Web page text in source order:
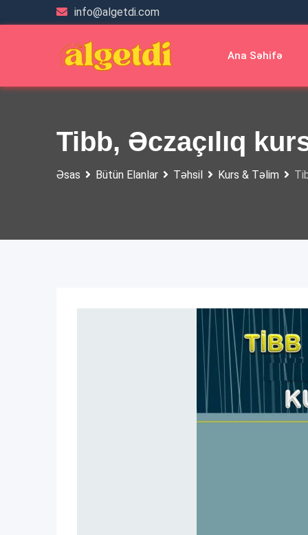
to
info@algetdi.com
Ana Səhifə
Tibb, Əczaçılıq
Əsas Bütün Elanlar Təhsil Kurs & Təlim